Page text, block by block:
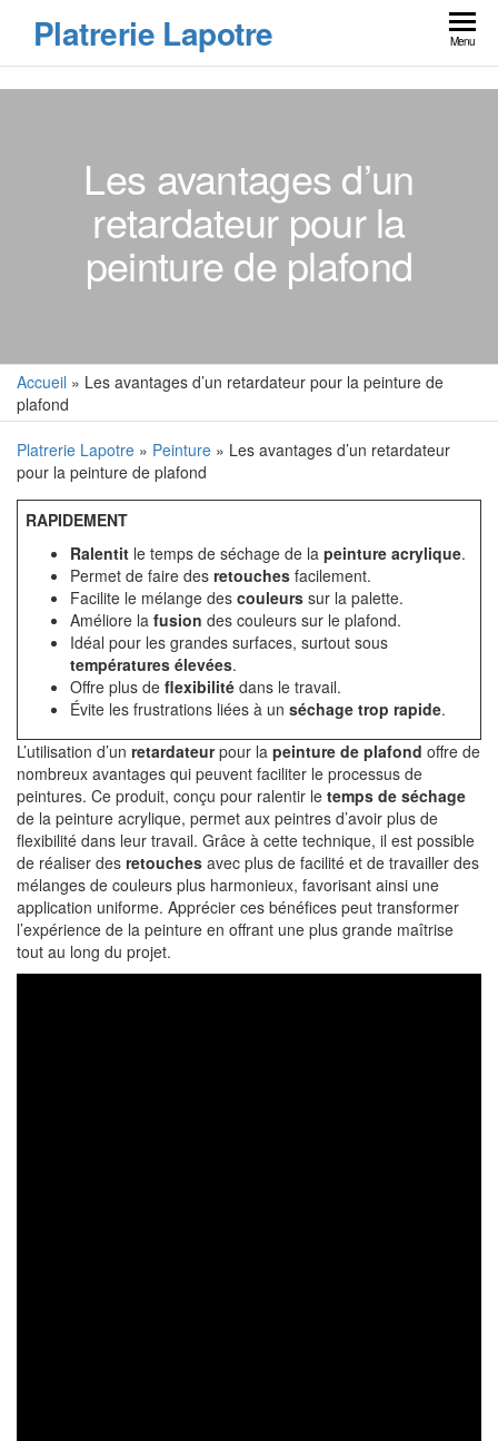
Platrerie Lapotre Menu
Les avantages d’un
retardateur pour la
peinture de plafond
Accueil » Les avantages d’un retardateur pour la peinture de
plafond
Platrerie Lapotre » Peinture » Les avantages d’un retardateur
pour la peinture de plafond
RAPIDEMENT
Ralentit le temps de séchage de la peinture acrylique.
Permet de faire des retouches facilement.
Facilite le mélange des couleurs sur la palette.
Améliore la fusion des couleurs sur le plafond.
Idéal pour les grandes surfaces, surtout sous
températures élevées.
Offre plus de flexibilité dans le travail.
Évite les frustrations liées à un séchage trop rapide.
L’utilisation d’un retardateurpour la peinture de plafond offre de
nombreux avantages qui peuvent faciliter le processus de
peintures. Ce produit, conçu pour ralentir le temps de séchage
de la peinture acrylique, permet aux peintres d’avoir plus de
flexibilité dans leur travail. Grâce à cette technique, il est possible
de réaliser des retouches avec plus de facilité et de travailler des
mélanges de couleurs plus harmonieux, favorisant ainsi une
application uniforme. Apprécier ces bénéfices peut transformer
l’expérience de la peinture en offrant une plus grande maîtrise
tout au long du projet.